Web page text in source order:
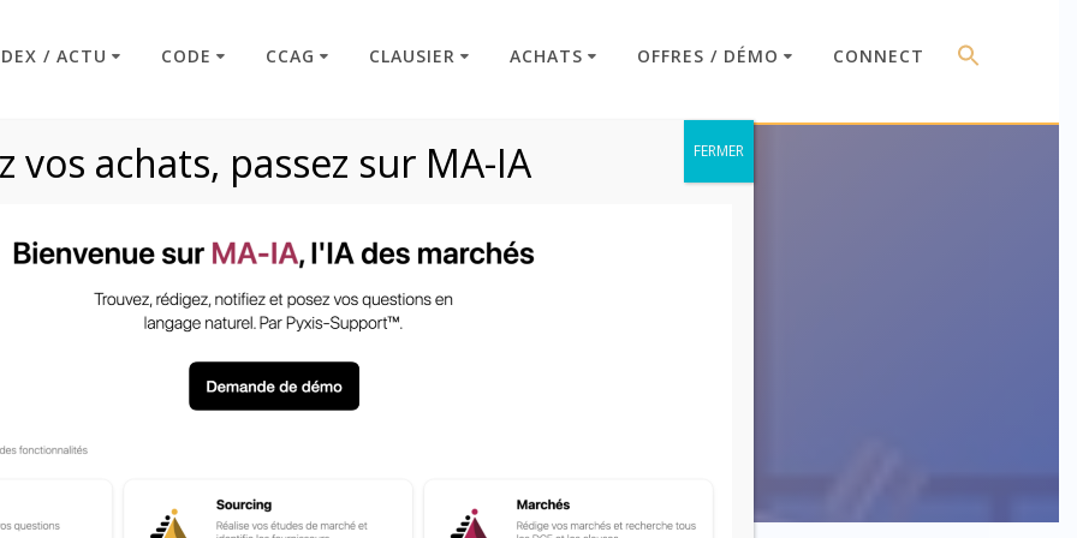
/ ACTU CODE CCAG CLAUSIER ACHATS OFFRES / DÉMO CONNECT
de continuité (Clauses)
Code : Commande Publique
vos achats, passez sur MA-IA FERMER